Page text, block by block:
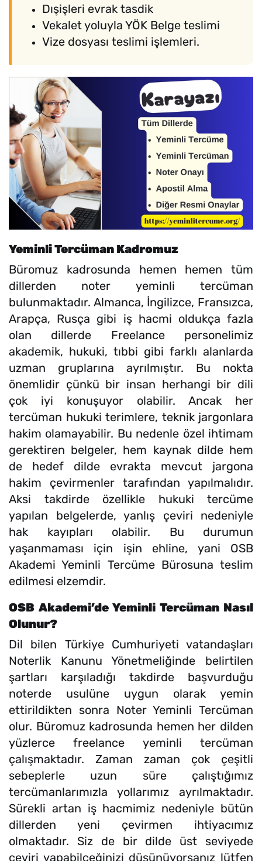
Dışişleri evrak tasdik
Vekalet yoluyla YÖK Belge teslimi
Vize dosyası teslimi işlemleri.
Yeminli Tercüman Kadromuz
Büromuz kadrosunda hemen hemen tüm
dillerden noter yeminli tercüman
bulunmaktadır. Almanca, İngilizce, Fransızca,
Arapça, Rusça gibi iş hacmi oldukça fazla
olan dillerde Freelance personelimiz
akademik, hukuki, tıbbi gibi farklı alanlarda
uzman gruplarına ayrılmıştır. Bu nokta
önemlidir çünkü bir insan herhangi bir dili
çok iyi konuşuyor olabilir. Ancak her
tercüman hukuki terimlere, teknik jargonlara
hakim olamayabilir. Bu nedenle özel ihtimam
gerektiren belgeler, hem kaynak dilde hem
de hedef dilde evrakta mevcut jargona
hakim çevirmenler tarafından yapılmalıdır.
Aksi takdirde özellikle hukuki tercüme
yapılan belgelerde, yanlış çeviri nedeniyle
hak kayıpları olabilir. Bu durumun
yaşanmaması için işin ehline, yani OSB
Akademi Yeminli Tercüme Bürosuna teslim
edilmesi elzemdir.
OSB Akademi’de Yeminli Tercüman Nasıl
Olunur?
Dil bilen Türkiye Cumhuriyeti vatandaşları
Noterlik Kanunu Yönetmeliğinde belirtilen
şartları karşıladığı takdirde başvurduğu
noterde usulüne uygun olarak yemin
ettirildikten sonra Noter Yeminli Tercüman
olur. Büromuz kadrosunda hemen her dilden
yüzlerce freelance yeminli tercüman
çalışmaktadır. Zaman zaman çok çeşitli
sebeplerle uzun süre çalıştığımız
tercümanlarımızla yollarımız ayrılmaktadır.
Sürekli artan iş hacmimiz nedeniyle bütün
dillerden yeni çevirmen ihtiyacımız
olmaktadır. Siz de bir dilde üst seviyede
çeviri yapabilceğinizi düşünüyorsanız lütfen